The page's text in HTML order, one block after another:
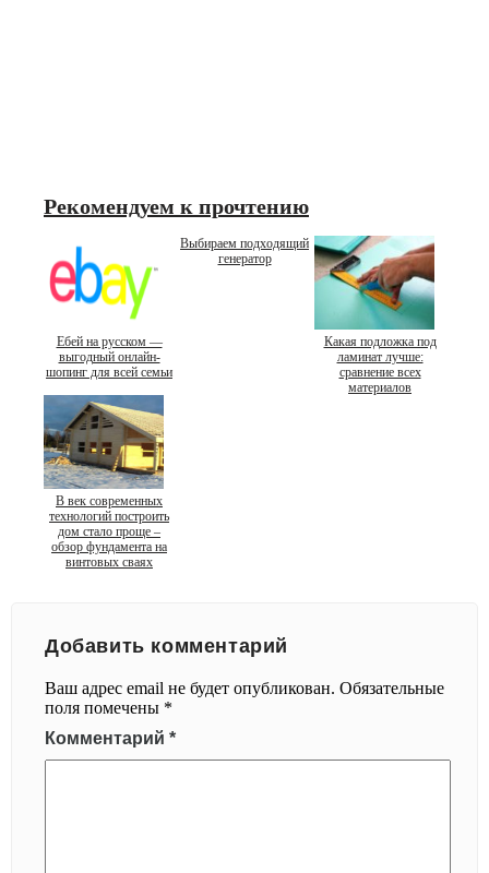
Рекомендуем к прочтению
Ебей на русском —
выгодный онлайн-
шопинг для всей семьи
Выбираем подходящий
генератор
Какая подложка под
ламинат лучше:
сравнение всех
материалов
В век современных
технологий построить
дом стало проще –
обзор фундамента на
винтовых сваях
Добавить комментарий
Ваш адрес email не будет опубликован. Обязательные
поля помечены *
Комментарий *